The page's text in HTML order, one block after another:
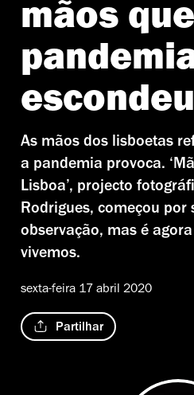
mãos
escondeu
As mãos dos lisboetas
a pandemia provoca.
Lisboa’, projecto
Rodrigues, começou por
observação, mas é
vivemos.
sexta-feira 17 abril 2020
Partilhar